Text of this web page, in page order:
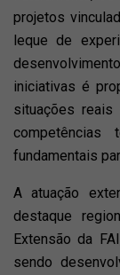
projetos
leque de
iniciativas é
situações reais
competências
fundamentais
A atuação
destaque
Extensão da
sendo